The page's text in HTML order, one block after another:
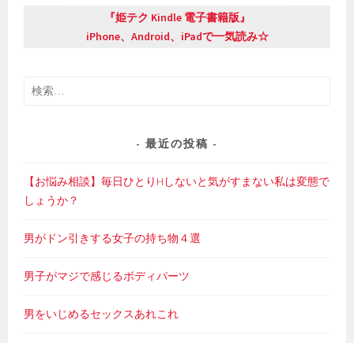
『姫テク Kindle 電子書籍版』
iPhone、Android、iPadで一気読み☆
検
最近の投稿
【お悩み相談】毎日ひとりHしないと気がすまない私は変態で
しょうか？
男がドン引きする女子の持ち物４選
男子がマジで感じるボディパーツ
男をいじめるセックスあれこれ